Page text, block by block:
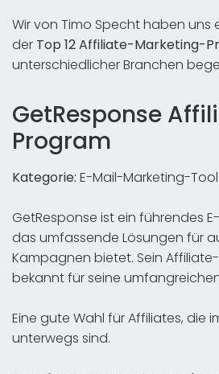
Wir von Timo Specht haben uns
der Top 12 Affiliate-Marketing-
unterschiedlicher Branchen
GetResponse
Program
Kategorie: E-Mail-Marketing-Tool
GetResponse ist ein führendes
das umfassende Lösungen für
Kampagnen bietet. Sein
bekannt für seine
Eine gute Wahl für Affiliates, die
unterwegs sind.